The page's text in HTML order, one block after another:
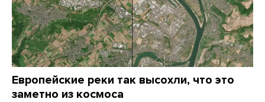
Европейские реки так высохли, что это
заметно из космоса